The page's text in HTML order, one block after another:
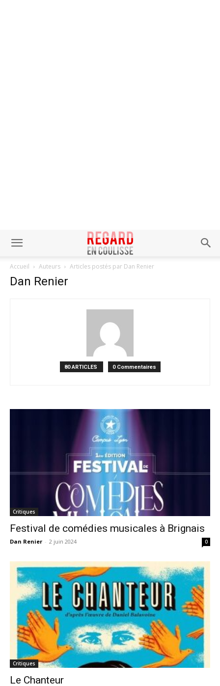
Accueil Auteurs Articles postés par Dan Renier
Dan Renier
80 ARTICLES 0 Commentaires
Critiques
Festival de comédies musicales à Brignais
Dan Renier - 2 juin 2024 0
Critiques
Le Chanteur